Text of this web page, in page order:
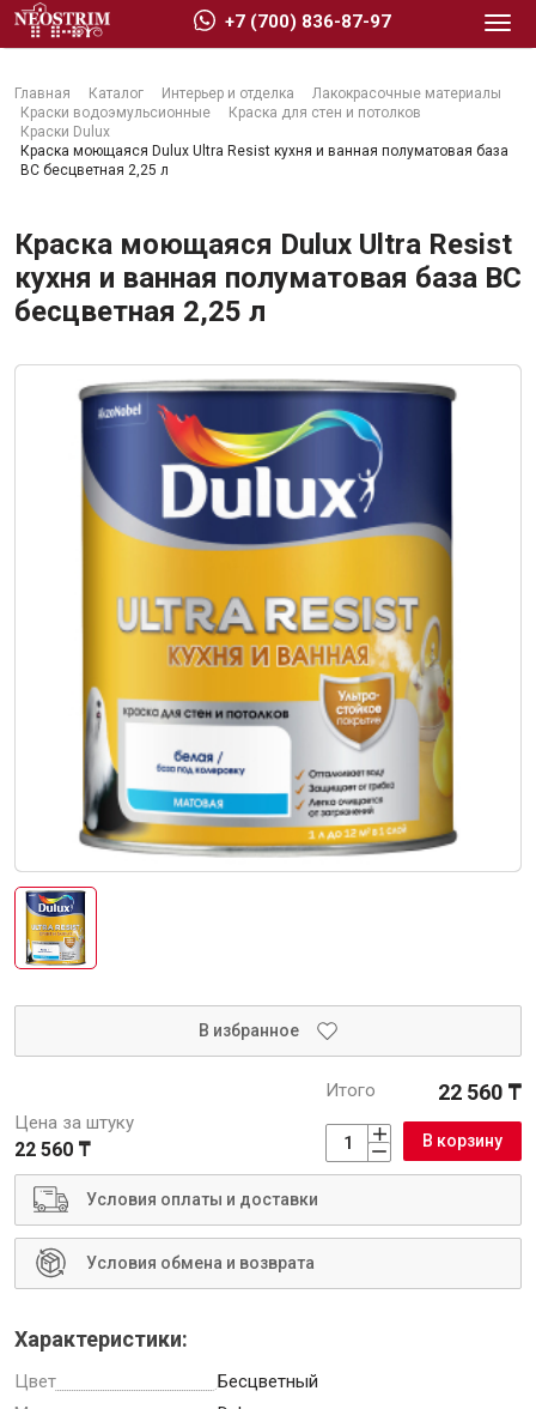
Главная Каталог Интерьер и отделка
Лакокрасочные материалы
Краски водоэмульсионные
Краска для стен и потолков
Краски Dulux
Краска моющаяся Dulux Ultra Resist кухня и ванная полуматовая база
BC бесцветная 2,25 л
Краска моющаяся Dulux Ultra Resist
кухня и ванная полуматовая база BC
бесцветная 2,25 л
В избранное
Цена за штуку
22 560 ₸
Итого 22 560 ₸
В корзину
Условия оплаты и доставки
Условия обмена и возврата
Характеристики:
Цвет
Бесцветный
+7 (700) 836-87-97
Стройматериалы
Сухие строительные смеси
Гидроизоляция
Изоляционные материалы
Кровельные материалы
Интерьер и отделка
Лакокрасочные материалы
Клеи, жидкие гвозди
Обои
Инженерные системы
Водоснабжение и водоотведение
Электро-оборудование
Инструменты
Малярный инструмент
Пистолеты для ремонта
Инструмент для штукатурно-отделочных работ